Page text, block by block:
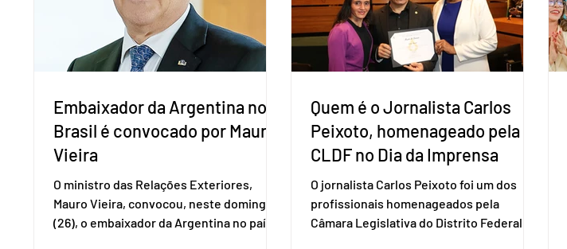
administração de empresas pela Fundaç
com a Coreia”, disse o presiden
Embaixador da Argentina no
Brasil é convocado por Mauro
Vieira
O ministro das Relações Exteriores,
Mauro Vieira, convocou, neste domingo
(26), o embaixador da Argentina no país,
Quem é o Jornalista Carlos
Peixoto, homenageado pela
CLDF no Dia da Imprensa
O jornalista Carlos Peixoto foi um dos
profissionais homenageados pela
Câmara Legislativa do Distrito Federal